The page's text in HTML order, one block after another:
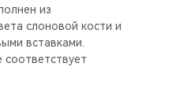
из
слоновой кости и
вставками.
соответствует